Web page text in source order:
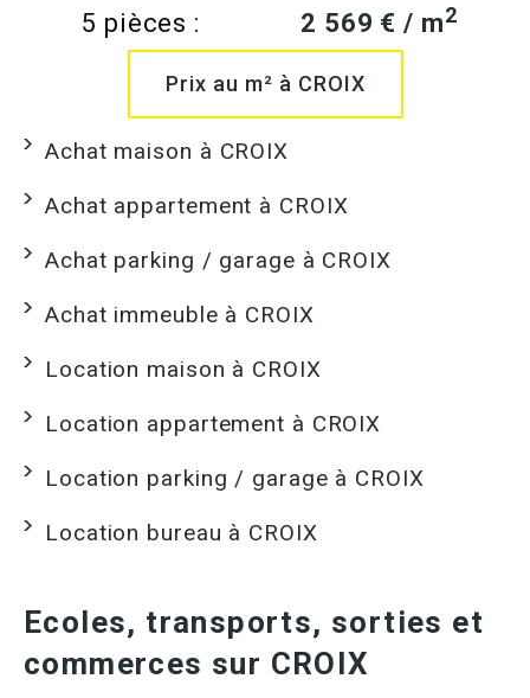
5 pièces : 2 569 € / m2
Prix au m² à CROIX
Achat maison à CROIX
Achat appartement à CROIX
Achat parking / garage à CROIX
Achat immeuble à CROIX
Location maison à CROIX
Location appartement à CROIX
Location parking / garage à CROIX
Location bureau à CROIX
Ecoles, transports, sorties et
commerces sur CROIX